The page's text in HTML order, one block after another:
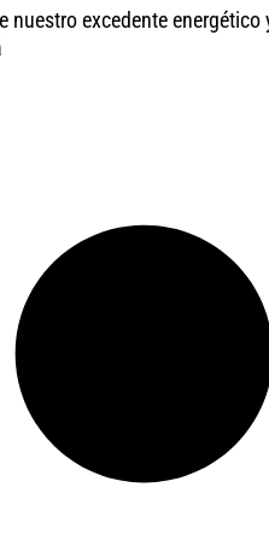
nuestro excedente energético